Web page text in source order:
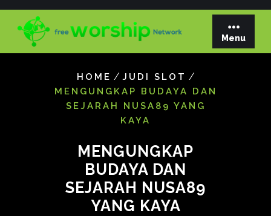
content
Menu
HOME / JUDI SLOT /
MENGUNGKAP BUDAYA DAN
SEJARAH NUSA89 YANG
KAYA
MENGUNGKAP
BUDAYA DAN
SEJARAH NUSA89
YANG KAYA